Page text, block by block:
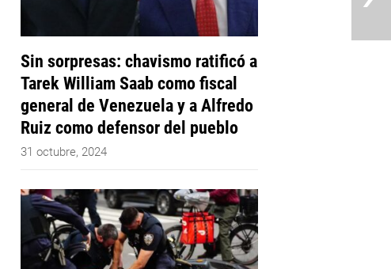
Sin sorpresas: chavismo ratificó a
Tarek William Saab como fiscal
general de Venezuela y a Alfredo
Ruiz como defensor del pueblo
31 octubre, 2024